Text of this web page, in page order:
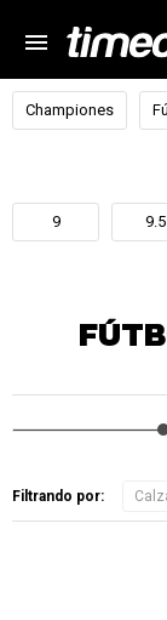
menu
Championes
9 9.5
Filtrando por: